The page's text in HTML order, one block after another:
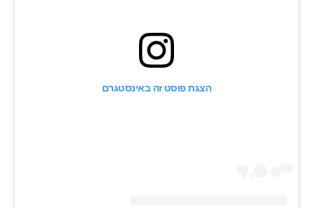
הצגת פוסט זה באינסטגרם